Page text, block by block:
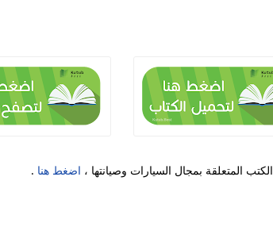
المتعلقة بمجال السيارات وصيانتها ، اضغط هنا .